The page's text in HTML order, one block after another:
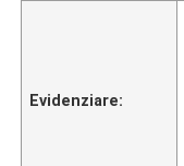
Evidenziare: